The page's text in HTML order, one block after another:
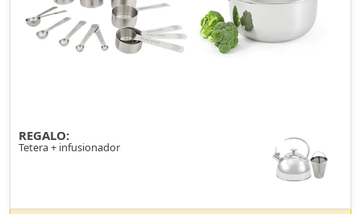
REGALO:
Tetera + infusionador